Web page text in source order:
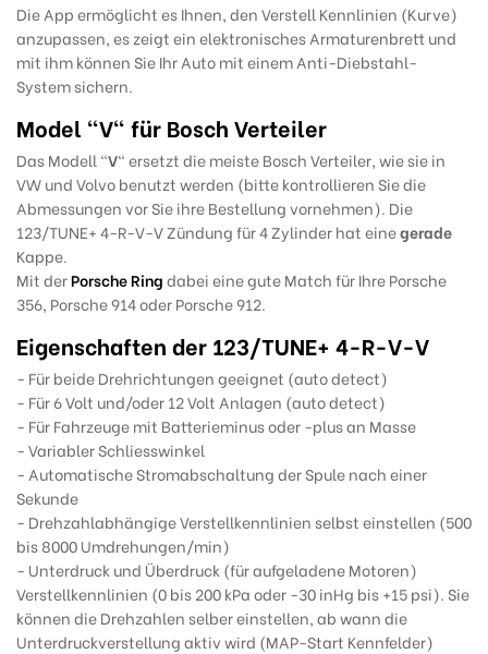
Die App ermöglicht es Ihnen, den Verstell Kennlinien (Kurve)
anzupassen, es zeigt ein elektronisches Armaturenbrett und
mit ihm können Sie Ihr Auto mit einem Anti-Diebstahl-
System sichern.
Model "V" für Bosch Verteiler
Das Modell "V" ersetzt die meiste Bosch Verteiler, wie sie in
VW und Volvo benutzt werden (bitte kontrollieren Sie die
Abmessungen vor Sie ihre Bestellung vornehmen). Die
123/TUNE+ 4-R-V-V Zündung für 4 Zylinder hat einegerade
Kappe.
Mit derPorsche Ringdabei eine gute Match für Ihre Porsche
356, Porsche 914 oder Porsche 912.
Eigenschaften der 123/TUNE+ 4-R-V-V
- Für beide Drehrichtungen geeignet (auto detect)
- Für 6 Volt und/oder 12 Volt Anlagen (auto detect)
- Für Fahrzeuge mit Batterieminus oder -plus an Masse
- Variabler Schliesswinkel
- Automatische Stromabschaltung der Spule nach einer
Sekunde
- Drehzahlabhängige Verstellkennlinien selbst einstellen (500
bis 8000 Umdrehungen/min)
- Unterdruck und Überdruck (für aufgeladene Motoren)
Verstellkennlinien (0 bis 200 kPa oder -30 inHg bis +15 psi). Sie
können die Drehzahlen selber einstellen, ab wann die
Unterdruckverstellung aktiv wird (MAP-Start Kennfelder)